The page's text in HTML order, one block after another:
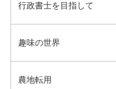
行政書士を目指して
趣味の世界
農地転用